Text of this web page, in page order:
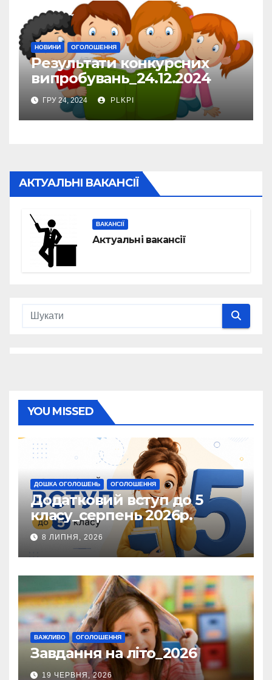
НОВИНИ ОГОЛОШЕННЯ
Результати конкурсних
випробувань_24.12.2024
ГРУ 24, 2024 PLKPI
АКТУАЛЬНІ ВАКАНСІЇ
ВАКАНСІЇ
Актуальні вакансії
YOU MISSED
ДОШКА ОГОЛОШЕНЬ ОГОЛОШЕННЯ
Додатковий вступ до 5
класу_серпень 2026р.
8 ЛИПНЯ, 2026
ВАЖЛИВО ОГОЛОШЕННЯ
Завдання на літо_2026
19 ЧЕРВНЯ, 2026